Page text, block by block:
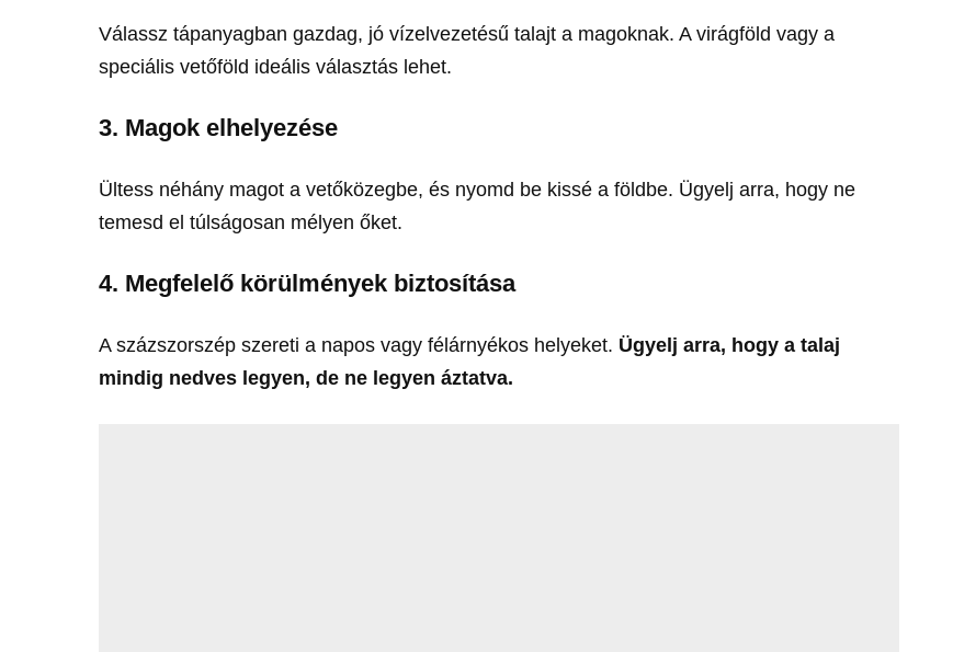
Válassz tápanyagban gazdag, jó vízelvezetésű talajt a magoknak. A virágföld vagy a
speciális vetőföld ideális választás lehet.
3. Magok elhelyezése
Ültess néhány magot a vetőközegbe, és nyomd be kissé a földbe. Ügyelj arra, hogy ne
temesd el túlságosan mélyen őket.
4. Megfelelő körülmények biztosítása
A százszorszép szereti a napos vagy félárnyékos helyeket. Ügyelj arra, hogy a talaj
mindig nedves legyen, de ne legyen áztatva.